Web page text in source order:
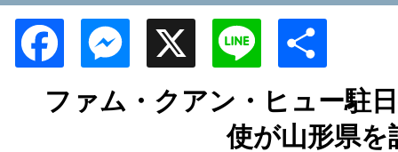
FacebookMessenger
X Line
ファム・クアン・ヒュー駐
使が山形県を